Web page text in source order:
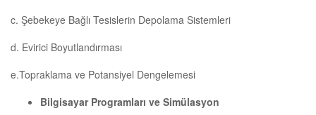
c. Şebekeye Bağlı Tesislerin Depolama Sistemleri
d. Evirici Boyutlandırması
e.Topraklama ve Potansiyel Dengelemesi
Bilgisayar Programları ve Simülasyon